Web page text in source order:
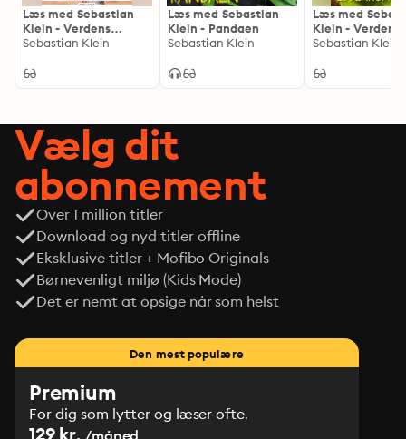
Læs med Sebastian
Klein - Verdens
farligste slanger
Sebastian Klein
Læs med Sebastian
Klein - Pandaen
Sebastian Klein
Læs med
Klein - Verdens
farligste
Sebastian Klein
Vælg dit
abonnement
Over 1 million titler
Download og nyd titler offline
Eksklusive titler + Mofibo Originals
Børnevenligt miljø (Kids Mode)
Det er nemt at opsige når som helst
Den mest populære
Premium
For dig som lytter og læser ofte.
129 kr. /måned